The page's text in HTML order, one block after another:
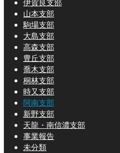
伊賀良支部
山本支部
駒場支部
大島支部
高森支部
豊丘支部
喬木支部
桐林支部
時又支部
阿南支部
新野支部
天龍・南信濃支部
事業報告
未分類